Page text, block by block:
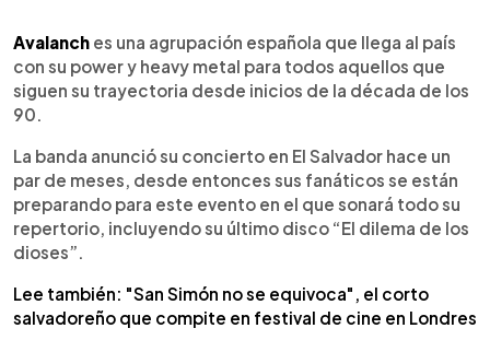
► Escuchar artículo
Avalanch es una agrupación española que llega al país
con su power y heavy metal para todos aquellos que
siguen su trayectoria desde inicios de la década de los
90.
La banda anunció su concierto en El Salvador hace un
par de meses, desde entonces sus fanáticos se están
preparando para este evento en el que sonará todo su
repertorio, incluyendo su último disco “El dilema de los
dioses”.
Lee también: "San Simón no se equivoca", el corto
salvadoreño que compite en festival de cine en Londres